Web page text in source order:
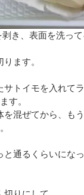
き、表面を洗っ
ます。
サトイモを入れて
す。
を混ぜてから、も
と通るくらいにな